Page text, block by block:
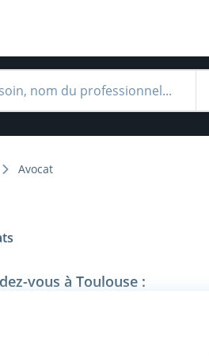
Avocat
vous à Toulouse :